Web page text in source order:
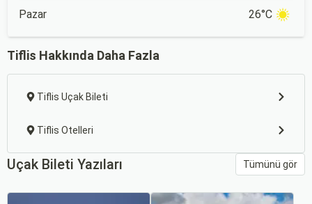
Pazar 26°C
Tiflis Hakkında Daha Fazla
Tiflis Uçak Bileti
Tiflis Otelleri
Uçak Bileti Yazıları Tümünü gör